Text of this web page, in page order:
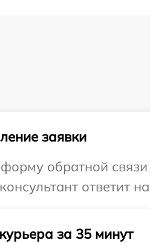
заявки
обратной
ответит
за 35 минут